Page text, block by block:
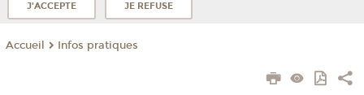
J'ACCEPTE JE REFUSE
Accueil Infos pratiques